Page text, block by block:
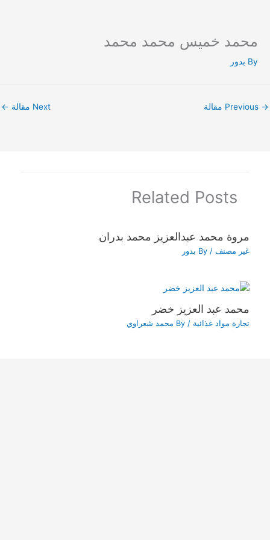
content
محمد خميس محمد محمد
By بدور
→ Next مقالة ←
Related Posts
مروة محمد عبدالعزيز محمد بدران
غير مصنف / By بدور
محمد عبد العزيز خضر
تجارة مواد غذائية / By محمد شعراوي